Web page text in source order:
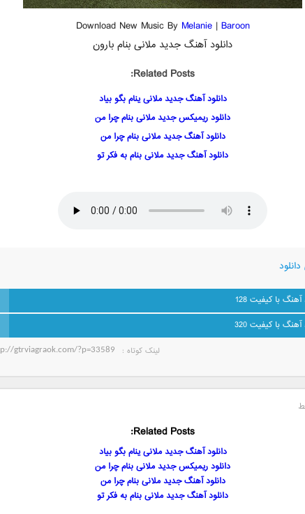
Download New Music By Melanie| Baroon
دانلود آهنگ جدید ملانی بنام بارون
Related Posts:
دانلود آهنگ جدید ملانی ینام بگو بیاد
دانلود ریمیکس جدید ملانی بنام چرا من
دانلود آهنگ جدید ملانی بنام چرا من
دانلود آهنگ جدید ملانی بنام به فکر تو
آهنگ با کیفیت 128
آهنگ با کیفیت 320
لینک کوتاه‌ :
Related Posts:
دانلود آهنگ جدید ملانی ینام بگو بیاد
دانلود ریمیکس جدید ملانی بنام چرا من
دانلود آهنگ جدید ملانی بنام چرا من
دانلود آهنگ جدید ملانی بنام به فکر تو